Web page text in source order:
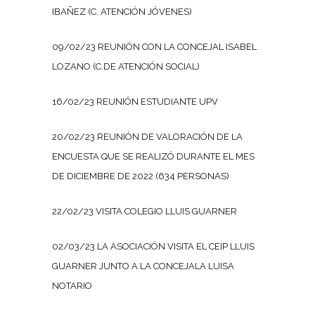
IBAÑEZ (C. ATENCIÓN JÓVENES)
09/02/23 REUNIÓN CON LA CONCEJAL ISABEL
LOZANO (C.DE ATENCIÓN SOCIAL)
16/02/23 REUNIÓN ESTUDIANTE UPV
20/02/23 REUNIÓN DE VALORACIÓN DE LA
ENCUESTA QUE SE REALIZÓ DURANTE EL MES
DE DICIEMBRE DE 2022 (634 PERSONAS)
22/02/23 VISITA COLEGIO LLUIS GUARNER
02/03/23 LA ASOCIACIÓN VISITA EL CEIP LLUIS
GUARNER JUNTO A LA CONCEJALA LUISA
NOTARIO